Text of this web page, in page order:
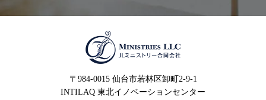
ストリー合同会社
〒984-0015 仙台市若林区卸町2-9-1
INTILAQ 東北イノベーションセンター